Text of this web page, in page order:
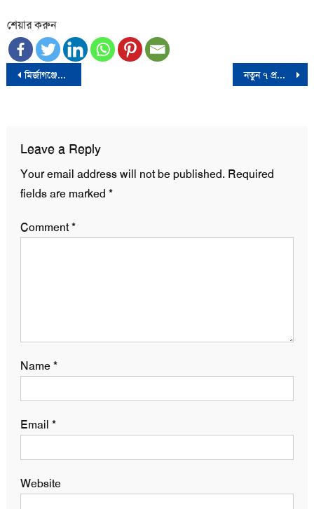
শেয়ার করুন
Post
মির্জাগঞ্জের বিএনপি নেতা বশিরুল কবির আর নেই নতুন ৭ প্রতিমন্ত্রীর কে কোন মন্ত্রণালয়ের দায়িত্বেI
Leave a Reply
Your email address will not be published. Required
fields are marked *
Comment*
Name*
Email *
Website